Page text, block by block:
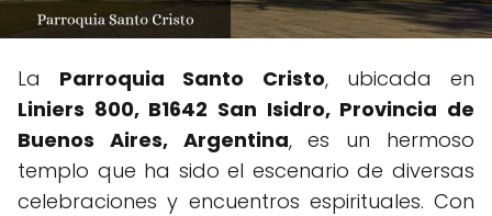
La Parroquia Santo Cristo, ubicada en
Liniers 800, B1642 San Isidro, Provincia de
Buenos Aires, Argentina, es un hermoso
templo que ha sido el escenario de diversas
celebraciones y encuentros espirituales. Con